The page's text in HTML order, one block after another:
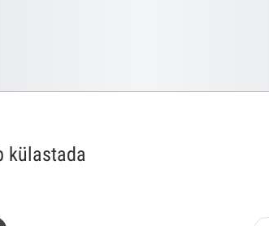
külastada